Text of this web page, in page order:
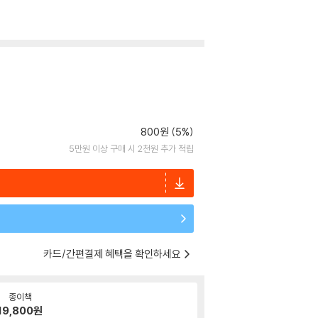
800원 (5%)
5만원 이상 구매 시 2천원 추가 적립
카드/간편결제 혜택을 확인하세요
종이책
원